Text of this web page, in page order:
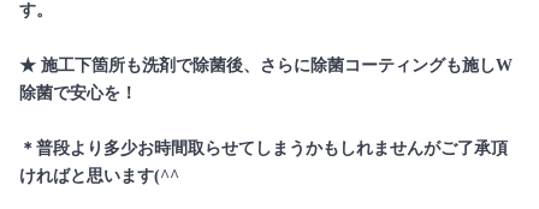
す。
★ 施工下箇所も洗剤で除菌後、さらに除菌コーティングも施しW
除菌で安心を！
＊普段より多少お時間取らせてしまうかもしれませんがご了承頂
ければと思います(^^ゞ